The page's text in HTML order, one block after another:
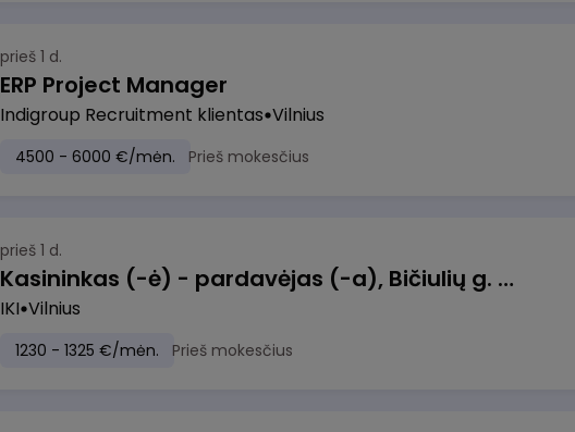
prieš 1 d.
ERP Project Manager
Indigroup Recruitment klientas Vilnius
4500 - 6000 €/mėn. Prieš mokesčius
prieš 1 d.
Kasininkas (-ė) - pardavėjas (-a), Bičiulių g. 36, Bukiškis, Vilnius
IKI Vilnius
1230 - 1325 €/mėn. Prieš mokesčius